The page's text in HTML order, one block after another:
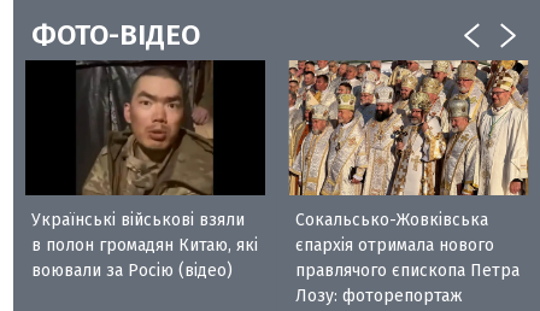
ФОТО-ВІДЕО
Українські військові взяли
в полон громадян Китаю, які
воювали за Росію (відео)
Сокальсько-Жовківська
єпархія отримала нового
правлячого єпископа Петра
Лозу: фоторепортаж